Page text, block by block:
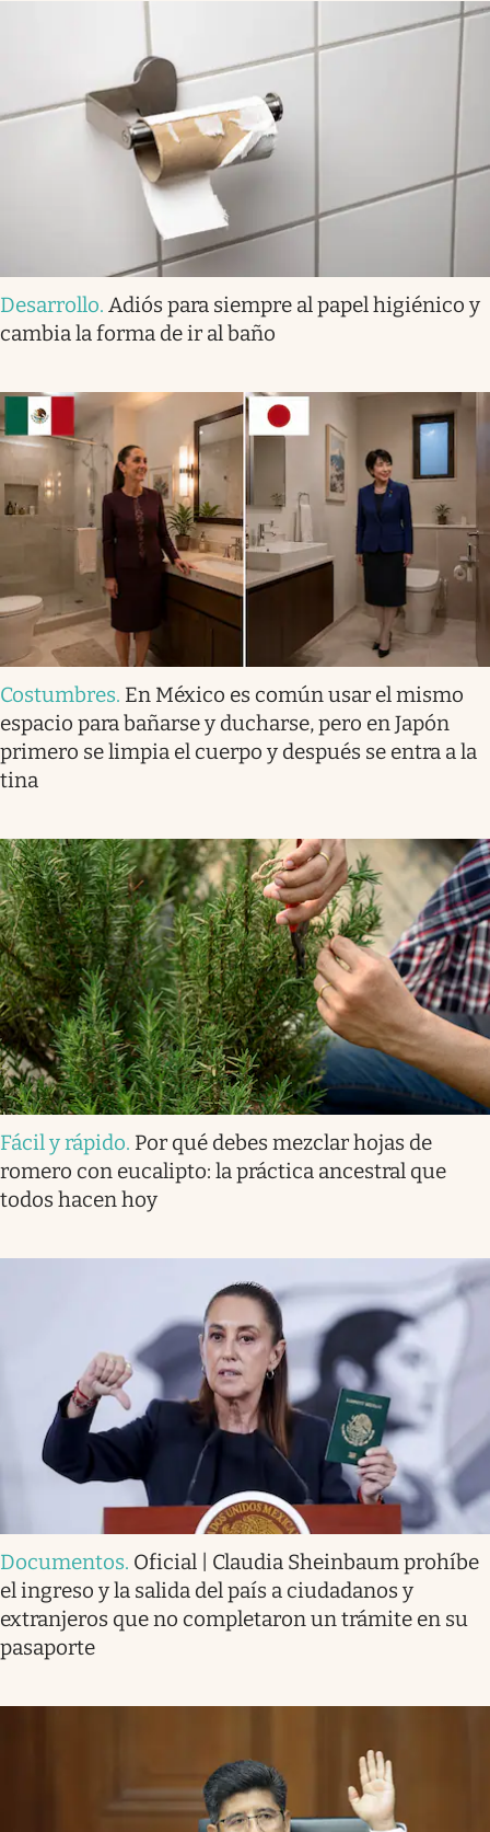
Desarrollo. Adiós para siempre al papel higiénico y
cambia la forma de ir al baño
Costumbres. En México es común usar el mismo
espacio para bañarse y ducharse, pero en Japón
primero se limpia el cuerpo y después se entra a la
tina
Fácil y rápido. Por qué debes mezclar hojas de
romero con eucalipto: la práctica ancestral que
todos hacen hoy
Documentos. Oficial | Claudia Sheinbaum prohíbe
el ingreso y la salida del país a ciudadanos y
extranjeros que no completaron un trámite en su
pasaporte